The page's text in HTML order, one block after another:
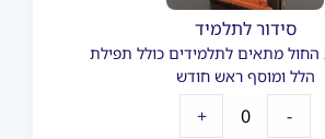
סידור לתלמיד
החול מתאים לתלמידים כולל תפילת
הלל ומוסף ראש חודש
-
+